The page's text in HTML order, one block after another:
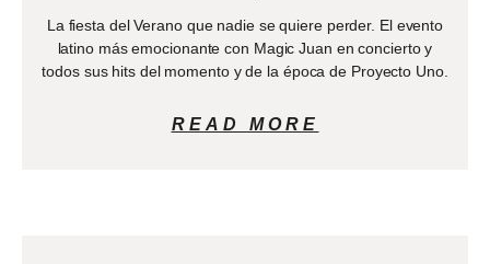
La fiesta del Verano que nadie se quiere perder. El evento
latino más emocionante con Magic Juan en concierto y
todos sus hits del momento y de la época de Proyecto Uno.
READ MORE